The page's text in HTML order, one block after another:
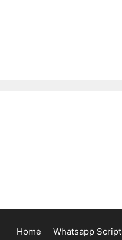
Home Whatsapp Script